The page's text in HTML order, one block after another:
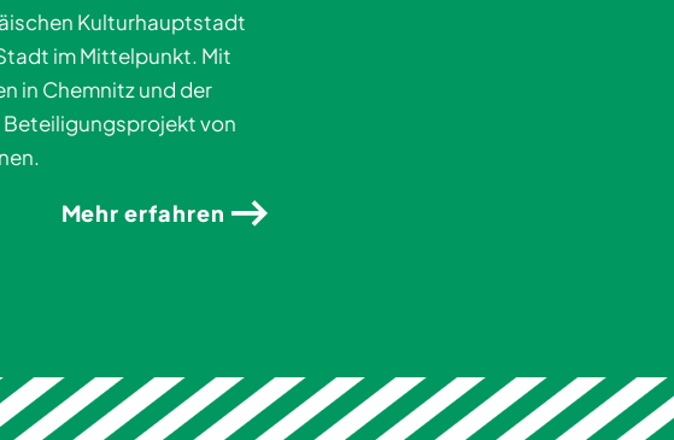
Kulturhauptstadt
im Mittelpunkt. Mit
in Chemnitz und der
von
Mehr erfahren